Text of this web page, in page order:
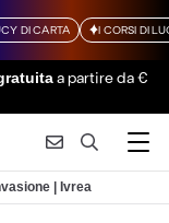
DI CARTA I CORSI DI
a partire da €
| Ivrea